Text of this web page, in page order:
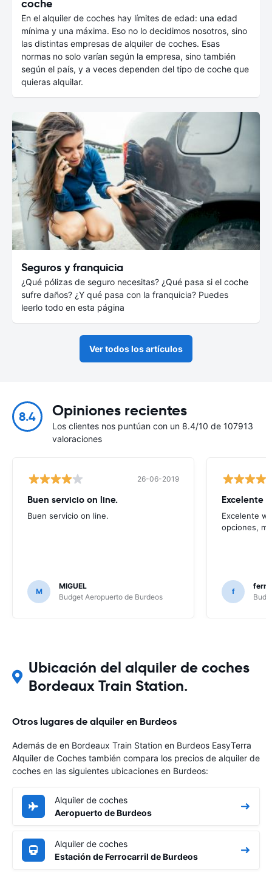
coche
En el alquiler de coches hay límites de edad: una edad
mínima y una máxima. Eso no lo decidimos nosotros, sino
las distintas empresas de alquiler de coches. Esas
normas no solo varían según la empresa, sino también
según el país, y a veces dependen del tipo de coche que
quieras alquilar.
Seguros y franquicia
¿Qué pólizas de seguro necesitas? ¿Qué pasa si el coche
sufre daños? ¿Y qué pasa con la franquicia? Puedes
leerlo todo en esta página
Ver todos los artículos
8.4 Opiniones recientes
Los clientes nos puntúan con un 8.4/10 de 107913
valoraciones
26-06-2019
Buen servicio on line.
Buen servicio on line.
M
MIGUEL
Budget Aeropuerto de Burdeos
Excelente
Excelente
opciones,
f
Ubicación del alquiler de coches
Bordeaux Train Station.
Otros lugares de alquiler en Burdeos
Además de en Bordeaux Train Station en Burdeos EasyTerra
Alquiler de Coches también compara los precios de alquiler de
coches en las siguientes ubicaciones en Burdeos:
Alquiler de coches
Aeropuerto de Burdeos
Alquiler de coches
Estación de Ferrocarril de Burdeos